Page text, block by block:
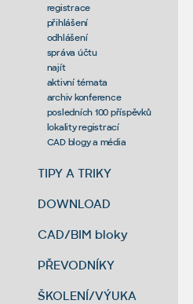
registrace
přihlášení
odhlášení
správa účtu
najít
aktivní témata
archiv konference
posledních 100 příspěvků
lokality registrací
CAD blogy a média
TIPY A TRIKY
DOWNLOAD
CAD/BIM bloky
PŘEVODNÍKY
ŠKOLENÍ/VÝUKA